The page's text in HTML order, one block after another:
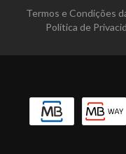
Termos e Condições
Política de